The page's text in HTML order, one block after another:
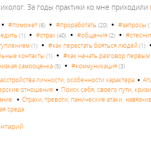
За годы практики ко мне приходили
•#поможет(6) •#проработать (20) •#запросы
(1) •#страх (40) •#общения (2) •
(1) •#как перестать бояться людей (1)
контакты (1) •#как начать разговор первым
самооценка (5) •#коммуникация (3)
личности, особенности характера •
отношения • Поиск себя, своего пути,
•Страхи, тревоги, панические атаки,
среда